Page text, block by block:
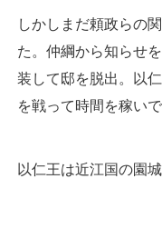
しかしまだ頼政らの
た。仲綱から知らせ
装して邸を脱出。以
を戦って時間を稼いで
以仁王は近江国の園